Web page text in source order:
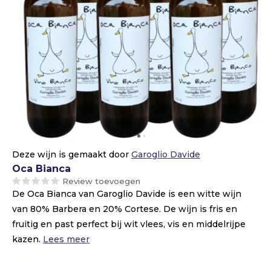
Deze wijn is gemaakt door Garoglio Davide
Oca Bianca
Review toevoegen
De Oca Bianca van Garoglio Davide is een witte wijn
van 80% Barbera en 20% Cortese. De wijn is fris en
fruitig en past perfect bij wit vlees, vis en middelrijpe
kazen. Lees meer